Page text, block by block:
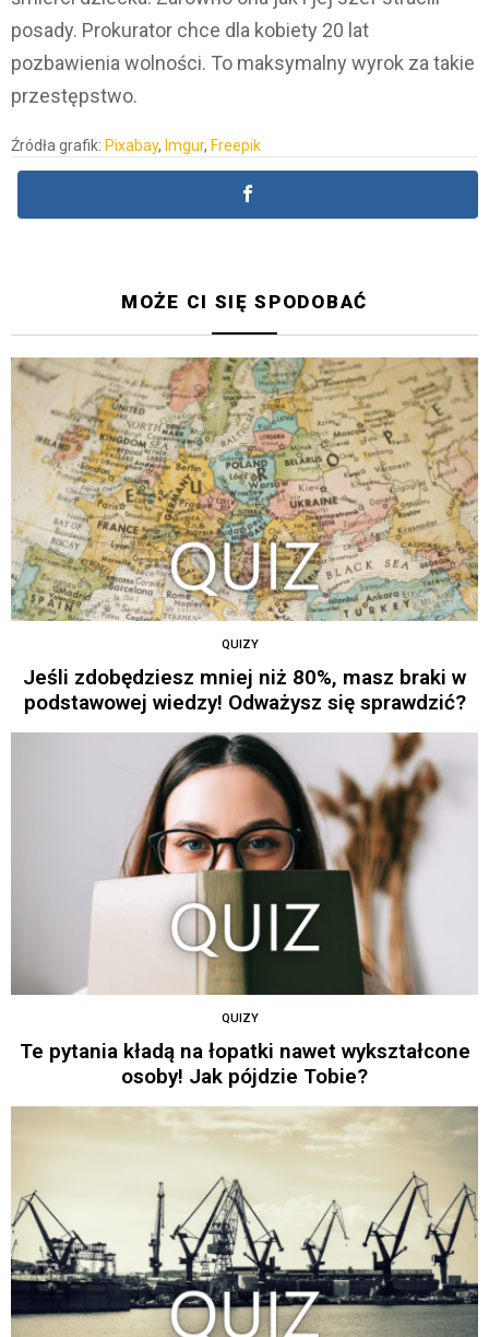
posady. Prokurator chce dla kobiety 20 lat
pozbawienia wolności. To maksymalny wyrok za takie
przestępstwo.
Źródła grafik: Pixabay, Imgur, Freepik
MOŻE CI SIĘ SPODOBAĆ
QUIZY
Jeśli zdobędziesz mniej niż 80%, masz braki w
podstawowej wiedzy! Odważysz się sprawdzić?
QUIZY
Te pytania kładą na łopatki nawet wykształcone
osoby! Jak pójdzie Tobie?